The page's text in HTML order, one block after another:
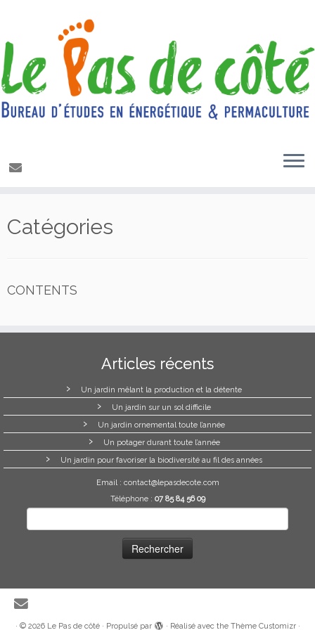
auCatégories
CONTENTS
Articles récents
Un jardin mêlant la production et la détente
Un jardin sur un sol difficile
Un jardin ornemental toute l’année
Un potager durant toute l’année
Un jardin pour favoriser la biodiversité au fil des années
Email : contact@lepasdecote.com
Téléphone : 07 85 84 56 09
· © 2026 Le Pas de côté· Propulsé par · Réalisé avec the Thème Customizr·